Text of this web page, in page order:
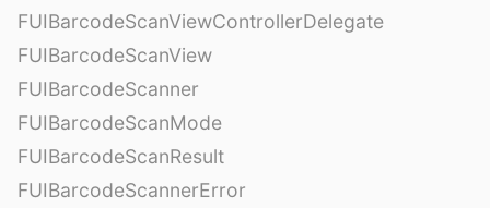
FUIBarcodeScanViewControllerDelegate
FUIBarcodeScanView
FUIBarcodeScanner
FUIBarcodeScanMode
FUIBarcodeScanResult
FUIBarcodeScannerError